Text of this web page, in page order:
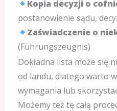
Kopia decyzji o
postanowienie sądu,
Zaświadczenie o
(Führungszeugnis)
Dokładna lista może się
od landu, dlatego warto
wymagania lub
Możemy też tę całą